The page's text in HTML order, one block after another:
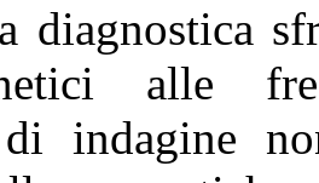
diagnostica
alle
di indagine